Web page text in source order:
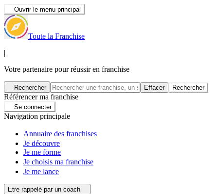
Ouvrir le menu principal
Toute la Franchise
|
Votre partenaire pour réussir en franchise
Rechercher Effacer Rechercher
Référencer ma franchise
Se connecter
Navigation principale
Annuaire des franchises
Je découvre
Je me forme
Je choisis ma franchise
Je me lance
Etre rappelé par un coach